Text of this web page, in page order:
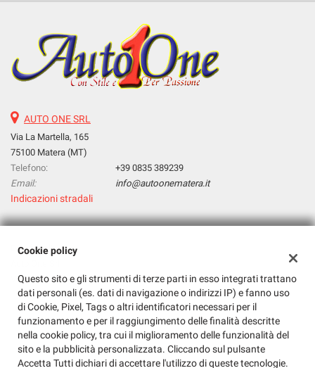
AUTO ONE SRL
Via La Martella, 165
75100 Matera (MT)
Telefono:
+39 0835 389239
Email:
info@autoonematera.it
Indicazioni stradali
Dati fiscali:
Via La Martella, 165, Matera (MT)
C.F/P.IVA:01143030771
Registro delle imprese:MT
Cookie policy
Questo sito e gli strumenti di terze parti in esso integrati trattano
dati personali (es. dati di navigazione o indirizzi IP) e fanno uso
di Cookie, Pixel, Tags o altri identificatori necessari per il
funzionamento e per il raggiungimento delle finalità descritte
nella cookie policy, tra cui il miglioramento delle funzionalità del
sito e la pubblicità personalizzata. Cliccando sul pulsante
Accetta Tutti dichiari di accettare l'utilizzo di queste tecnologie.